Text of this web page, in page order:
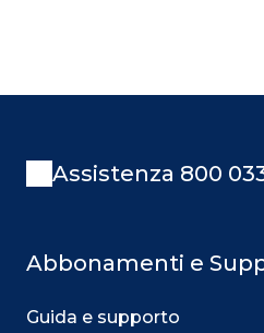
Assistenza 800
Abbonamenti e
Guida e supporto